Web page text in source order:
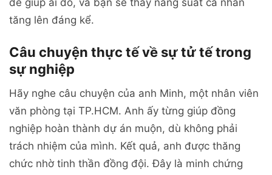
tăng lên đáng kể.
Câu chuyện thực tế về sự tử tế trong
sự nghiệp
Hãy nghe câu chuyện của anh Minh, một nhân viên
văn phòng tại TP.HCM. Anh ấy từng giúp đồng
nghiệp hoàn thành dự án muộn, dù không phải
trách nhiệm của mình. Kết quả, anh được thăng
chức nhờ tinh thần đồng đội. Đây là minh chứng